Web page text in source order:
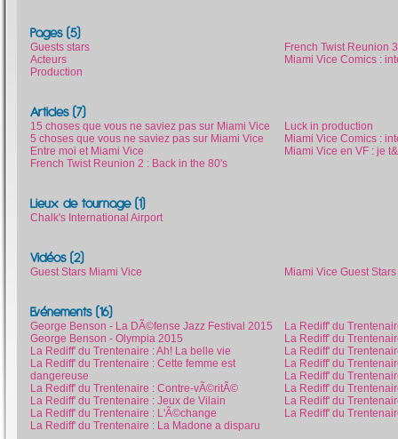
Pages (5)
Guests stars
Acteurs
Production
French Twist Reunion
Miami Vice Comics :
Articles (7)
15 choses que vous ne saviez pas sur Miami Vice
5 choses que vous ne saviez pas sur Miami Vice
Entre moi et Miami Vice
French Twist Reunion 2 : Back in the 80's
Luck in production
Miami Vice Comics :
Miami Vice en VF : je
Lieux de tournage (1)
Chalk's International Airport
Vidéos (2)
Guest Stars Miami Vice Miami Vice Guest
Evénements (16)
George Benson - La DÃ©fense Jazz Festival 2015
George Benson - Olympia 2015
La Rediff' du Trentenaire : Ah! La belle vie
La Rediff' du Trentenaire : Cette femme est
dangereuse
La Rediff' du Trentenaire : Contre-vÃ©ritÃ©
La Rediff' du Trentenaire : Jeux de Vilain
La Rediff' du Trentenaire : L'Ã©change
La Rediff' du Trentenaire : La Madone a disparu
La Rediff' du
La Rediff' du
La Rediff' du
La Rediff' du
La Rediff' du
La Rediff' du
La Rediff' du
La Rediff' du